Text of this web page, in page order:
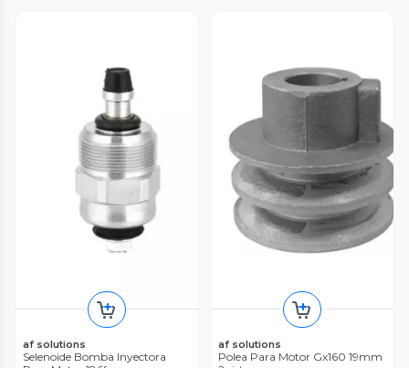
af solutions
Selenoide Bomba Inyectora
af solutions
Polea Para Motor Gx160 19mm